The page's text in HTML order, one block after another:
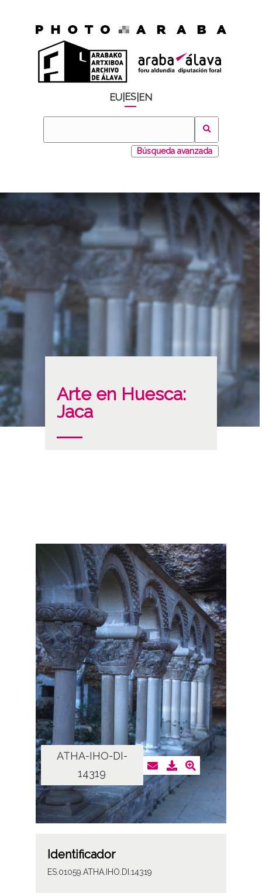
EU ES EN
Búsqueda avanzada
Arte en Huesca:
Jaca
ATHA-IHO-DI-
14319
Identificador
ES.01059.ATHA.IHO.DI.14319